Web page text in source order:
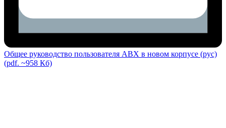
Общее руководство пользователя ABX в новом корпусе (рус)
(pdf. ~958 Кб)